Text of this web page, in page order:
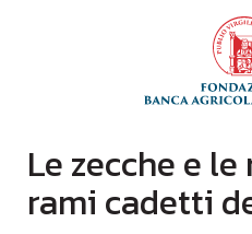
COLLEZIONI
BIBLIOTECA
Le zecche e
rami cadetti